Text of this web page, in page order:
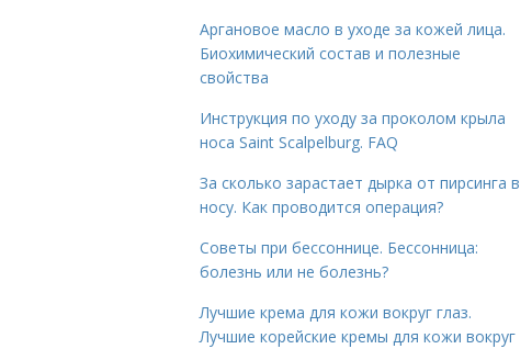
Аргановое масло в уходе за кожей лица.
Биохимический состав и полезные
свойства
Инструкция по уходу за проколом крыла
носа Saint Scalpelburg. FAQ
За сколько зарастает дырка от пирсинга в
носу. Как проводится операция?
Советы при бессоннице. Бессонница:
болезнь или не болезнь?
Лучшие крема для кожи вокруг глаз.
Лучшие корейские кремы для кожи вокруг